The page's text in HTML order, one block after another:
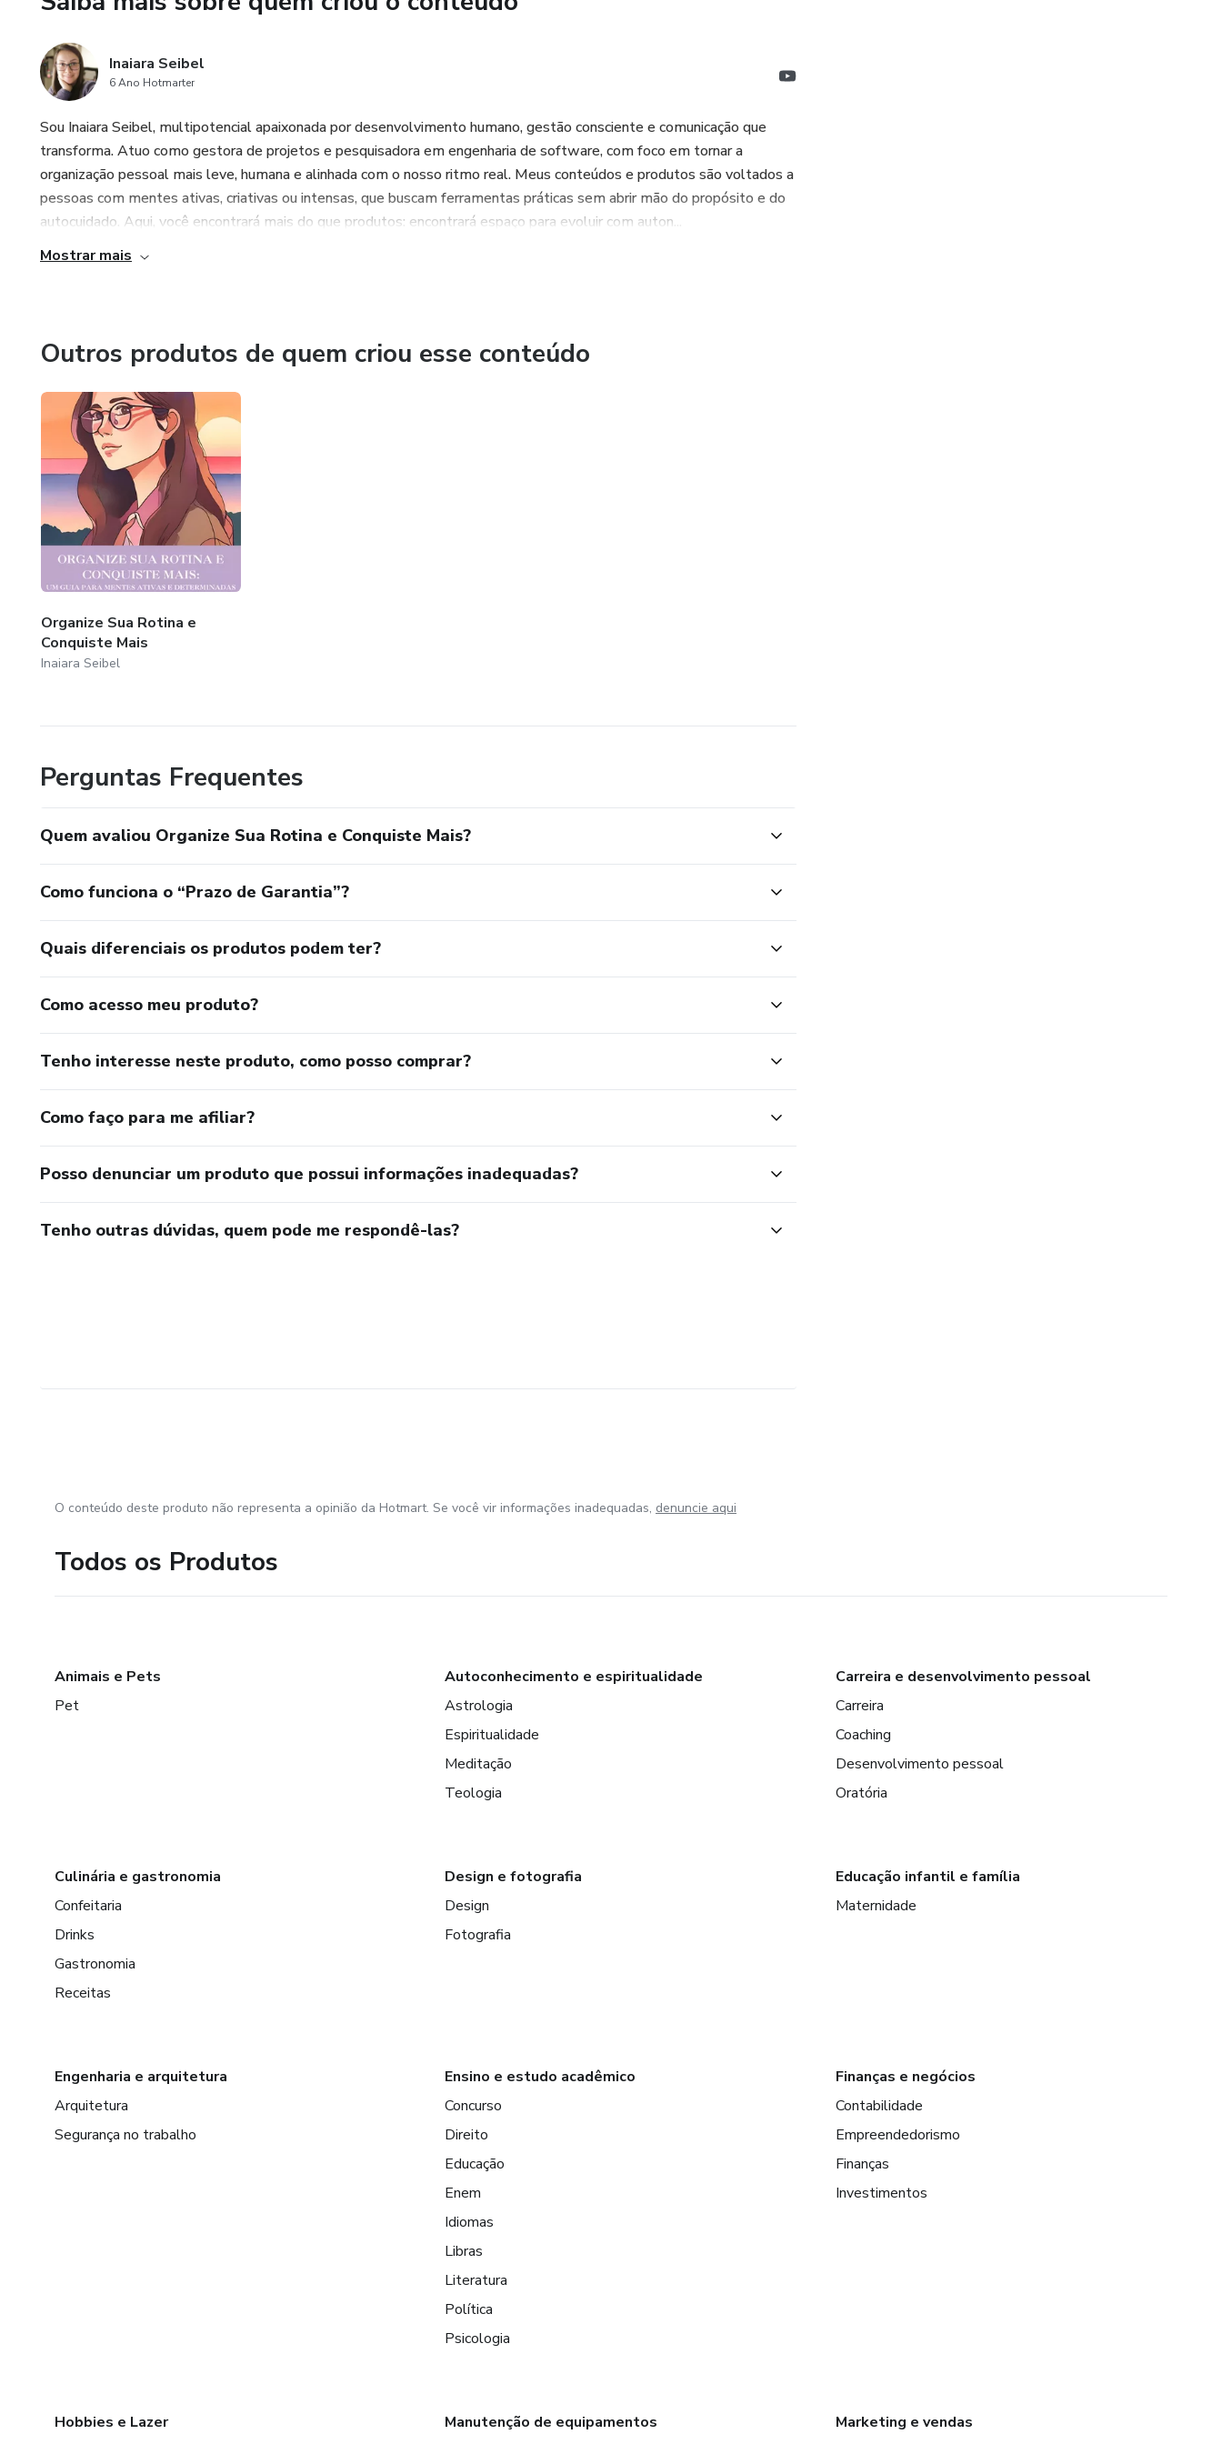
Ideal para quem já tentou planners, métodos tradicionais e não encontrou neles um espaço
Se você quer transformar sua rotina em uma aliada — e não mais em uma cobrança — este
com 44 páginas.
Inaiara Seibel
6 Ano Hotmarter
Sou Inaiara Seibel, multipotencial apaixonada por desenvolvimento humano, gestão consciente e comunicação que
transforma. Atuo como gestora de projetos e pesquisadora em engenharia de software, com foco em tornar a
organização pessoal mais leve, humana e alinhada com o nosso ritmo real. Meus conteúdos e produtos são voltados a
pessoas com mentes ativas, criativas ou intensas, que buscam ferramentas práticas sem abrir mão do propósito e do
autocuidado. Aqui, você encontrará mais do que produtos: encontrará espaço para evoluir com auton...
Mostrar mais
Outros produtos de quem criou esse conteúdo
Organize Sua Rotina e
Conquiste Mais
Inaiara Seibel
Perguntas Frequentes
Quem avaliou Organize Sua Rotina e Conquiste Mais?
Como funciona o “Prazo de Garantia”?
Quais diferenciais os produtos podem ter?
Como acesso meu produto?
Tenho interesse neste produto, como posso comprar?
Como faço para me afiliar?
Posso denunciar um produto que possui informações inadequadas?
Tenho outras dúvidas, quem pode me respondê-las?
O conteúdo deste produto não representa a opinião da Hotmart. Se você vir informações inadequadas, denuncie aqui
Todos os Produtos
Animais e Pets
Pet
Autoconhecimento e espiritualidade
Astrologia
Espiritualidade
Meditação
Teologia
Carreira e desenvolvimento pessoal
Carreira
Coaching
Desenvolvimento pessoal
Oratória
Culinária e gastronomia
Confeitaria
Drinks
Gastronomia
Receitas
Design e fotografia
Design
Fotografia
Educação infantil e família
Maternidade
Engenharia e arquitetura
Arquitetura
Segurança no trabalho
Ensino e estudo acadêmico
Concurso
Direito
Educação
Enem
Idiomas
Libras
Literatura
Política
Psicologia
Finanças e negócios
Contabilidade
Empreendedorismo
Finanças
Investimentos
Hobbies e Lazer
Manutenção de equipamentos
Marketing e vendas